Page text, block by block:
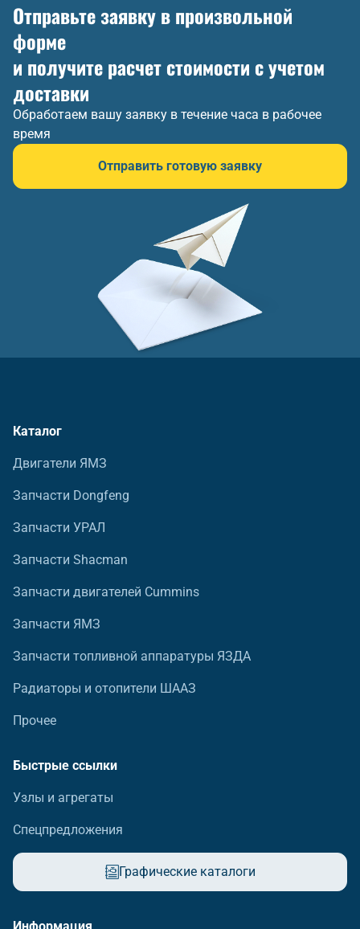
Отправьте заявку в произвольной
форме
и получите расчет стоимости с учетом
доставки
Обработаем вашу заявку в течение часа в рабочее
время
Отправить готовую заявку
Каталог
Двигатели ЯМЗ
Запчасти Dongfeng
Запчасти УРАЛ
Запчасти Shacman
Запчасти двигателей Cummins
Запчасти ЯМЗ
Запчасти топливной аппаратуры ЯЗДА
Радиаторы и отопители ШААЗ
Прочее
Быстрые ссылки
Узлы и агрегаты
Спецпредложения
Графические каталоги